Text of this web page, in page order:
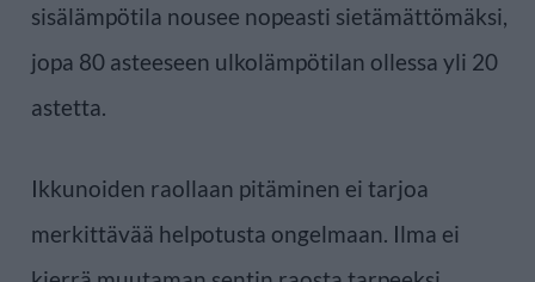
sisälämpötila nousee nopeasti sietämättömäksi,
jopa 80 asteeseen ulkolämpötilan ollessa yli 20
astetta.
Ikkunoiden raollaan pitäminen ei tarjoa
merkittävää helpotusta ongelmaan. Ilma ei